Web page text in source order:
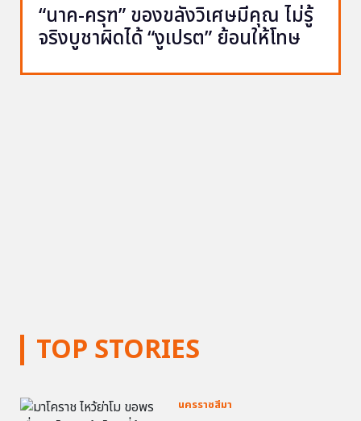
TOP STORIES
นครราชสีมา
“นาค-ครุฑ” ของขลังวิเศษมีคุณ ไม่รู้
จริงบูชาผิดได้ “งูเปรต” ย้อนให้โทษ